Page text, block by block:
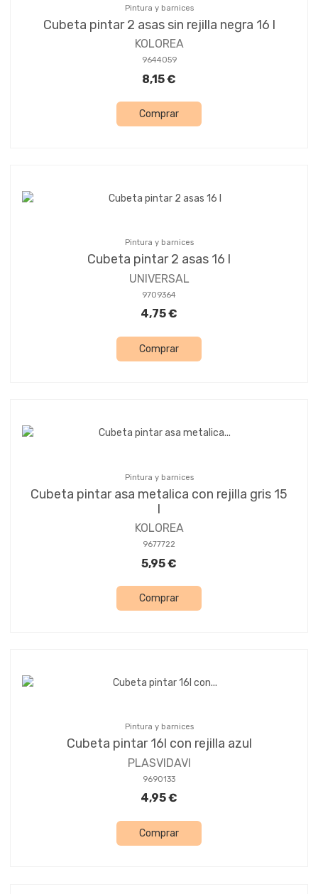
Pintura y barnices
Cubeta pintar 2 asas sin rejilla negra 16 l
KOLOREA
9644059
8,15 €
Comprar
Pintura y barnices
Cubeta pintar 2 asas 16 l
UNIVERSAL
9709364
4,75 €
Comprar
Pintura y barnices
Cubeta pintar asa metalica con rejilla gris 15
l
KOLOREA
9677722
5,95 €
Comprar
Pintura y barnices
Cubeta pintar 16l con rejilla azul
PLASVIDAVI
9690133
4,95 €
Comprar